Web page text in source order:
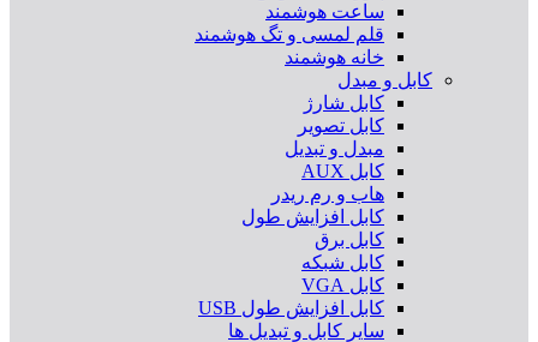
ساعت هوشمند
قلم لمسی و تگ هوشمند
خانه هوشمند
کابل و مبدل
کابل شارژ
کابل تصویر
مبدل و تبدیل
کابل AUX
هاب و رم ریدر
کابل افزایش طول
کابل برق
کابل شبکه
کابل VGA
کابل افزایش طول USB
سایر کابل و تبدیل ها